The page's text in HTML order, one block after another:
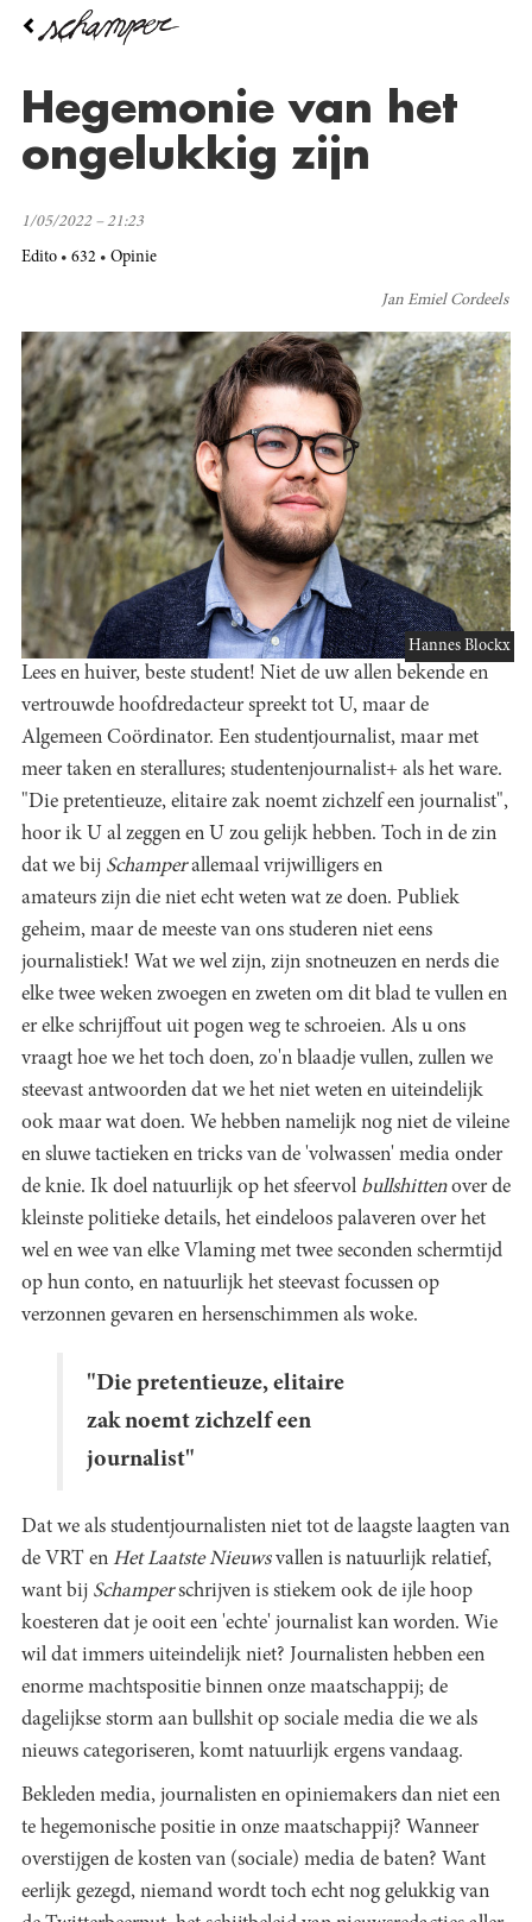
Overslaan
inhoud
Hegemonie van het
ongelukkig zijn
1/05/2022 – 21:23
Edito 632 Opinie
Jan Emiel Cordeels
Hannes Blockx
Lees en huiver, beste student! Niet de uw allen bekende en
vertrouwde hoofdredacteur spreekt tot U, maar de
Algemeen Coördinator. Een studentjournalist, maar met
meer taken en sterallures; studentenjournalist+ als het ware.
"Die pretentieuze, elitaire zak noemt zichzelf een journalist",
hoor ik U al zeggen en U zou gelijk hebben. Toch in de zin
dat we bij Schamperallemaal vrijwilligers en
amateurs zijn die niet echt weten wat ze doen. Publiek
geheim, maar de meeste van ons studeren niet eens
journalistiek! Wat we wel zijn, zijn snotneuzen en nerds die
elke twee weken zwoegen en zweten om dit blad te vullen en
er elke schrijffout uit pogen weg te schroeien. Als u ons
vraagt hoe we het toch doen, zo'n blaadje vullen, zullen we
steevast antwoorden dat we het niet weten en uiteindelijk
ook maar wat doen. We hebben namelijk nog niet de vileine
en sluwe tactieken en tricks van de 'volwassen' media onder
de knie. Ik doel natuurlijk op het sfeervol bullshittenover de
kleinste politieke details, het eindeloos palaveren over het
wel en wee van elke Vlaming met twee seconden schermtijd
op hun conto, en natuurlijk het steevast focussen op
verzonnen gevaren en hersenschimmen als woke.
"Die pretentieuze, elitaire
zak noemt zichzelf een
journalist"
Dat we als studentjournalisten niet tot de laagste laagten van
de VRT en Het Laatste Nieuwsvallen is natuurlijk relatief,
want bij Schamperschrijven is stiekem ook de ijle hoop
koesteren dat je ooit een 'echte' journalist kan worden. Wie
wil dat immers uiteindelijk niet? Journalisten hebben een
enorme machtspositie binnen onze maatschappij; de
dagelijkse storm aan bullshit op sociale media die we als
nieuws categoriseren, komt natuurlijk ergens vandaag.
Bekleden media, journalisten en opiniemakers dan niet een
te hegemonische positie in onze maatschappij? Wanneer
overstijgen de kosten van (sociale) media de baten? Want
eerlijk gezegd, niemand wordt toch echt nog gelukkig van